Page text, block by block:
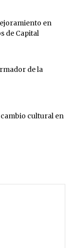
en
de Capital
de la
cultural en